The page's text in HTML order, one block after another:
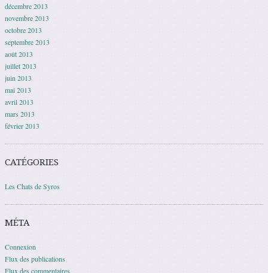
décembre 2013
novembre 2013
octobre 2013
septembre 2013
août 2013
juillet 2013
juin 2013
mai 2013
avril 2013
mars 2013
février 2013
CATÉGORIES
Les Chats de Syros
MÉTA
Connexion
Flux des publications
Flux des commentaires